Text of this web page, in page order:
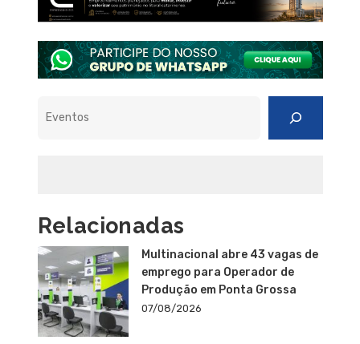
Relacionadas
Multinacional abre 43 vagas de
emprego para Operador de
Produção em Ponta Grossa
07/08/2026